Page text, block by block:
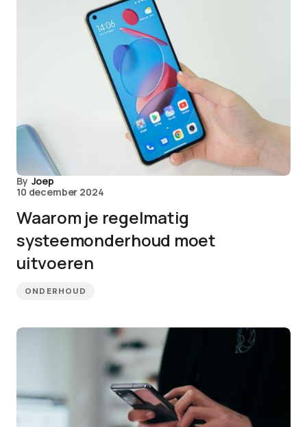
By Joep
10 december 2024
Waarom je regelmatig
systeemonderhoud moet
uitvoeren
ONDERHOUD